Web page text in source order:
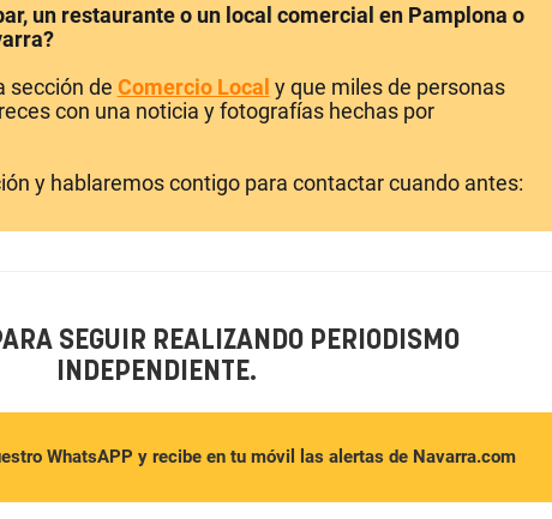
un restaurante o un local comercial en Pamplona o
sección de Comercio Local y que miles de personas
con una noticia y fotografías hechas por
y hablaremos contigo para contactar cuando antes:
SEGUIR REALIZANDO PERIODISMO
INDEPENDIENTE.
WhatsAPP y recibe en tu móvil las alertas de Navarra.com